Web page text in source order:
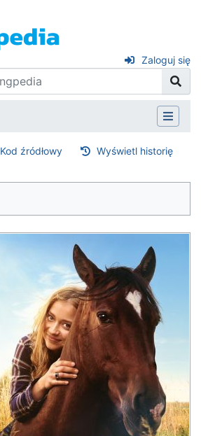
Zaloguj się
Kod źródłowy Wyświetl historię